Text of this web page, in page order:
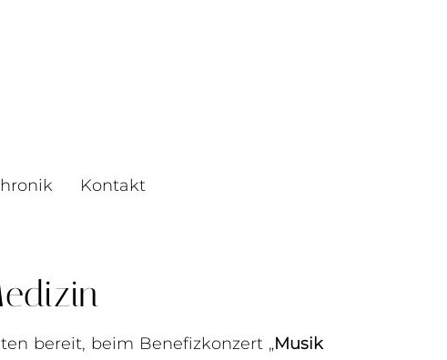
Kontakt
bereit, beim Benefizkonzert „Musik